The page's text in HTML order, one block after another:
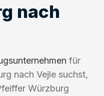
nach
für
nach Vejle suchst,
Würzburg